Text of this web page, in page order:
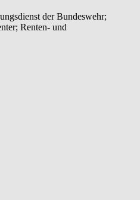
der Bundeswehr;
Renten- und